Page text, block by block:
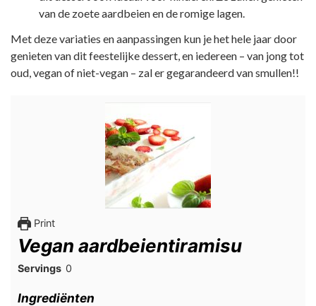
van de zoete aardbeien en de romige lagen.
Met deze variaties en aanpassingen kun je het hele jaar door
genieten van dit feestelijke dessert, en iedereen – van jong tot
oud, vegan of niet-vegan – zal er gegarandeerd van smullen!!
Print
Vegan aardbeientiramisu
Servings 0
Ingrediënten